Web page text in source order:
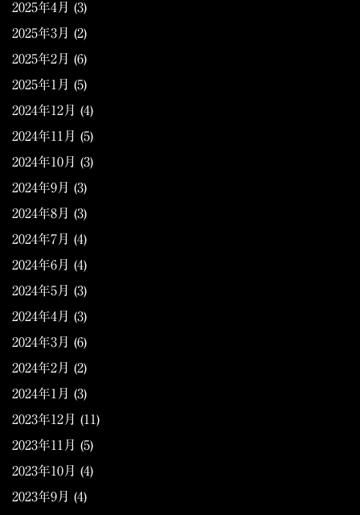
2025年4月 (3)
2025年3月 (2)
2025年2月 (6)
2025年1月 (5)
2024年12月 (4)
2024年11月 (5)
2024年10月 (3)
2024年9月 (3)
2024年8月 (3)
2024年7月 (4)
2024年6月 (4)
2024年5月 (3)
2024年4月 (3)
2024年3月 (6)
2024年2月 (2)
2024年1月 (3)
2023年12月 (11)
2023年11月 (5)
2023年10月 (4)
2023年9月 (4)